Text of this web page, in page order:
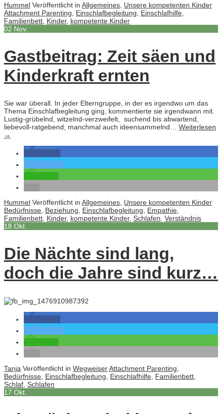
Hummel Veröffentlicht in Allgemeines Unsere kompetenten Kinder
Attachment Parenting
Einschlafbegleitung Einschlafhilfe
Familienbett Kinder, kompetente Kinder
02 Nov.
Gastbeitrag: Zeit säen und
Kinderkraft ernten
Sie war überall. In jeder Elterngruppe, in der es irgendwo um das
Thema Einschlafbegleitung ging, kommentierte sie irgendwann mit.
Lustig-grübelnd, witzelnd-verzweifelt, suchend bis abwartend,
liebevoll-ratgebend, manchmal auch ideensammelnd… Weiterlesen
→
Hummel Veröffentlicht in Allgemeines Unsere kompetenten Kinder
Bedürfnisse Beziehung Einschlafbegleitung Empathie
Familienbett Kinder, kompetente Kinder, Schlafen Verständnis
18 Okt.
Die Nächte sind lang,
doch die Jahre sind kurz…
Tanja Veröffentlicht in WegweiserAttachment Parenting
Bedürfnisse Einschlafbegleitung Einschlafhilfe Familienbett
Schlaf Schlafen
17 Okt.